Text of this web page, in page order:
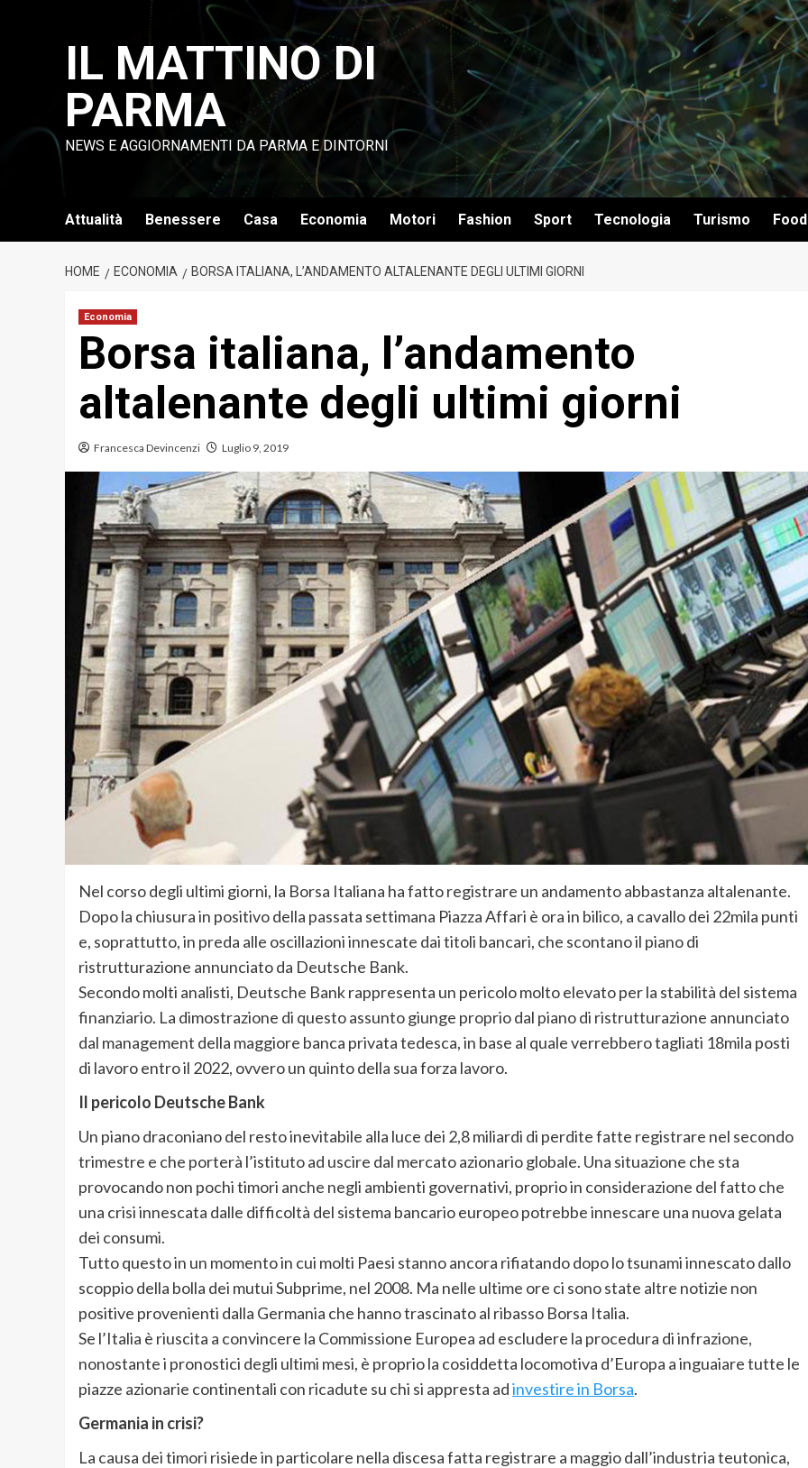
IL MATTINO DI
PARMA
NEWS E AGGIORNAMENTI DA PARMA E DINTORNI
Attualità Benessere Casa Economia Motori Fashion Sport Tecnologia Turismo Food
HOME ECONOMIA BORSA ITALIANA, L’ANDAMENTO ALTALENANTE DEGLI ULTIMI GIORNI
Economia
Borsa italiana, l’andamento
altalenante degli ultimi giorni
Francesca Devincenzi Luglio 9, 2019
Nel corso degli ultimi giorni, la Borsa Italiana ha fatto registrare un andamento abbastanza altalenante.
Dopo la chiusura in positivo della passata settimana Piazza Affari è ora in bilico, a cavallo dei 22mila punti
e, soprattutto, in preda alle oscillazioni innescate dai titoli bancari, che scontano il piano di
ristrutturazione annunciato da Deutsche Bank.
Secondo molti analisti, Deutsche Bank rappresenta un pericolo molto elevato per la stabilità del sistema
finanziario. La dimostrazione di questo assunto giunge proprio dal piano di ristrutturazione annunciato
dal management della maggiore banca privata tedesca, in base al quale verrebbero tagliati 18mila posti
di lavoro entro il 2022, ovvero un quinto della sua forza lavoro.
Il pericolo Deutsche Bank
Un piano draconiano del resto inevitabile alla luce dei 2,8 miliardi di perdite fatte registrare nel secondo
trimestre e che porterà l’istituto ad uscire dal mercato azionario globale. Una situazione che sta
provocando non pochi timori anche negli ambienti governativi, proprio in considerazione del fatto che
una crisi innescata dalle difficoltà del sistema bancario europeo potrebbe innescare una nuova gelata
dei consumi.
Tutto questo in un momento in cui molti Paesi stanno ancora rifiatando dopo lo tsunami innescato dallo
scoppio della bolla dei mutui Subprime, nel 2008. Ma nelle ultime ore ci sono state altre notizie non
positive provenienti dalla Germania che hanno trascinato al ribasso Borsa Italia.
Se l’Italia è riuscita a convincere la Commissione Europea ad escludere la procedura di infrazione,
nonostante i pronostici degli ultimi mesi, è proprio la cosiddetta locomotiva d’Europa a inguaiare tutte le
piazze azionarie continentali con ricadute su chi si appresta adinvestire in Borsa.
Germania in crisi?
La causa dei timori risiede in particolare nella discesa fatta registrare a maggio dall’industria teutonica,